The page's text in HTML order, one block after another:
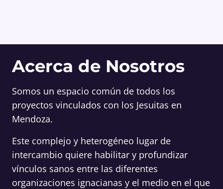
Acerca de Nosotros
Somos un espacio común de todos los
proyectos vinculados con los Jesuitas en
Mendoza.
Este complejo y heterogéneo lugar de
intercambio quiere habilitar y profundizar
vínculos sanos entre las diferentes
organizaciones ignacianas y el medio en el que